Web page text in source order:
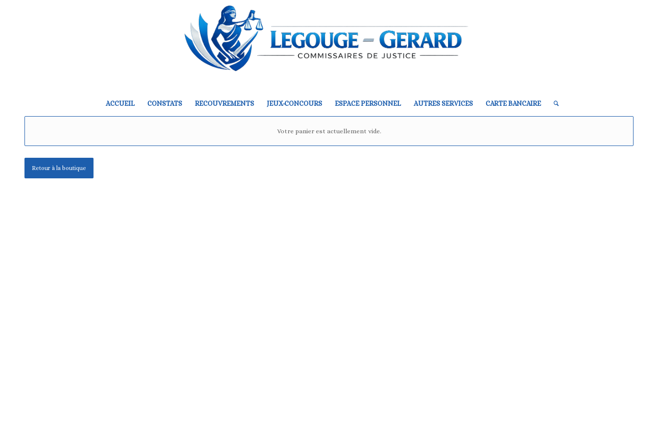
ACCUEIL CONSTATS RECOUVREMENTS JEUX-CONCOURS ESPACE PERSONNEL AUTRES SERVICES CARTE BANCAIRE
Votre panier est actuellement vide.
Retour à la boutique